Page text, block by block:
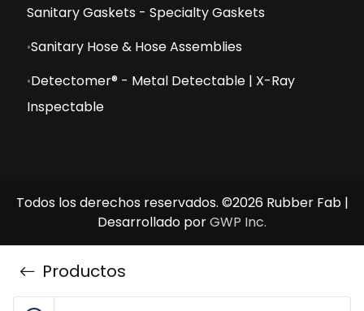
Sanitary Gaskets - Specialty Gaskets
Sanitary Hose & Hose Assemblies
Detectomer® - Metal Detectable | X-Ray
Inspectable
Todos los derechos reservados. ©2026 Rubber Fab |
Desarrollado porGWP Inc.
Productos